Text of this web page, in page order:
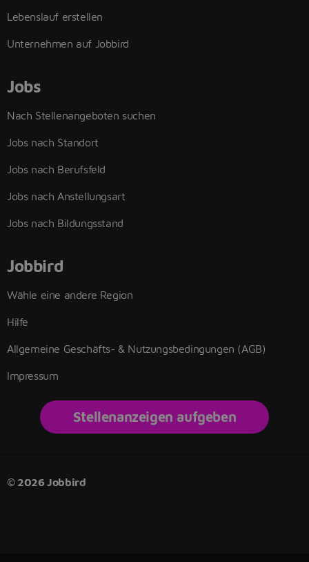
Lebenslauf erstellen
Unternehmen auf Jobbird
Jobs
Nach Stellenangeboten suchen
Jobs nach Standort
Jobs nach Berufsfeld
Jobs nach Anstellungsart
Jobs nach Bildungsstand
Jobbird
Wähle eine andere Region
Hilfe
Allgemeine Geschäfts- & Nutzungsbedingungen (AGB)
Impressum
Stellenanzeigen aufgeben
© 2026 Jobbird